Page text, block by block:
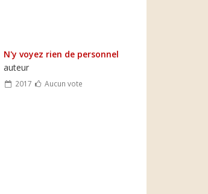
N'y voyez rien de personnel
auteur
2017 Aucun vote